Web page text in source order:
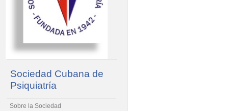
Sociedad Cubana de
Psiquiatría
Sobre la Sociedad